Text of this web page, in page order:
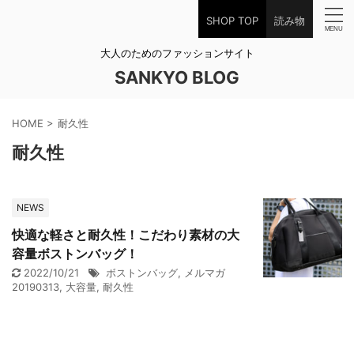
SHOP TOP 読み物
大人のためのファッションサイト
SANKYO BLOG
HOME > 耐久性
耐久性
NEWS
快適な軽さと耐久性！こだわり素材の大
容量ボストンバッグ！
2022/10/21 ボストンバッグ, メルマガ
20190313, 大容量, 耐久性